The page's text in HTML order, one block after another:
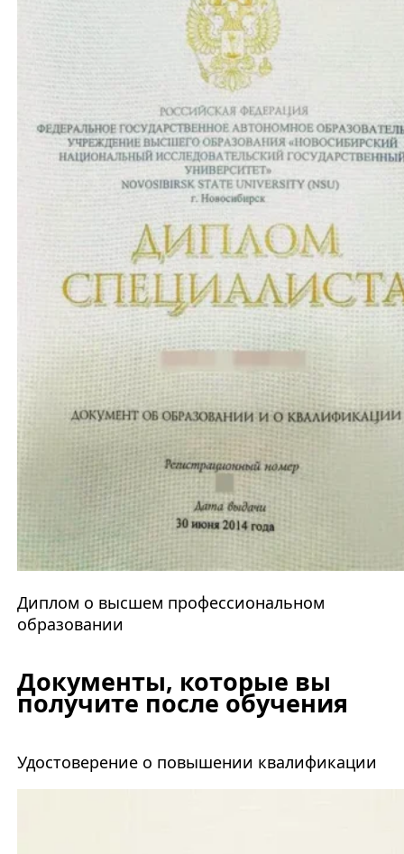
Диплом о высшем профессиональном
образовании
Документы, которые вы
получите после обучения
Удостоверение о повышении квалификации